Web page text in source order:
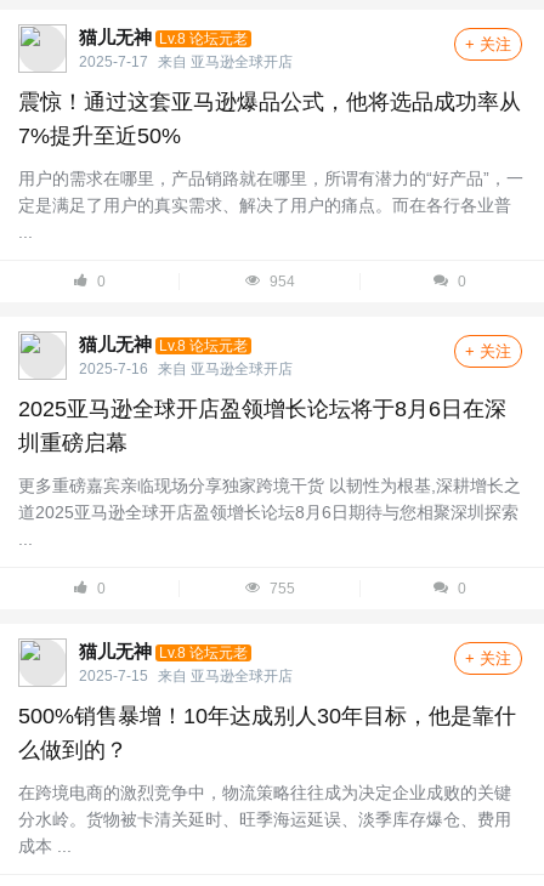
猫儿无神 Lv.8 论坛元老
2025-7-17
来自 亚马逊全球开店
+ 关注
震惊！通过这套亚马逊爆品公式，他将选品成功率从
7%提升至近50%
用户的需求在哪里，产品销路就在哪里，所谓有潜力的“好产品”，一
定是满足了用户的真实需求、解决了用户的痛点。而在各行各业普
...
0 954 0
猫儿无神 Lv.8 论坛元老
2025-7-16
来自 亚马逊全球开店
+ 关注
2025亚马逊全球开店盈领增长论坛将于8月6日在深
圳重磅启幕
更多重磅嘉宾亲临现场分享独家跨境干货 以韧性为根基,深耕增长之
道2025亚马逊全球开店盈领增长论坛8月6日期待与您相聚深圳探索
...
0 755 0
猫儿无神 Lv.8 论坛元老
2025-7-15
来自 亚马逊全球开店
+ 关注
500%销售暴增！10年达成别人30年目标，他是靠什
么做到的？
在跨境电商的激烈竞争中，物流策略往往成为决定企业成败的关键
分水岭。货物被卡清关延时、旺季海运延误、淡季库存爆仓、费用
成本 ...